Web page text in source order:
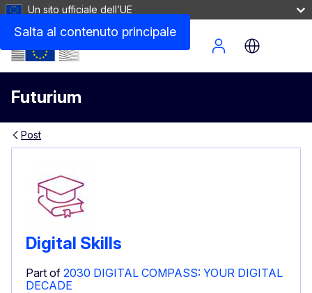
Salta al contenuto principale
Un sito ufficiale dell’UE
Futurium
Site Menu
Post
Digital Skills
Part of 2030 DIGITAL COMPASS: YOUR DIGITAL
DECADE